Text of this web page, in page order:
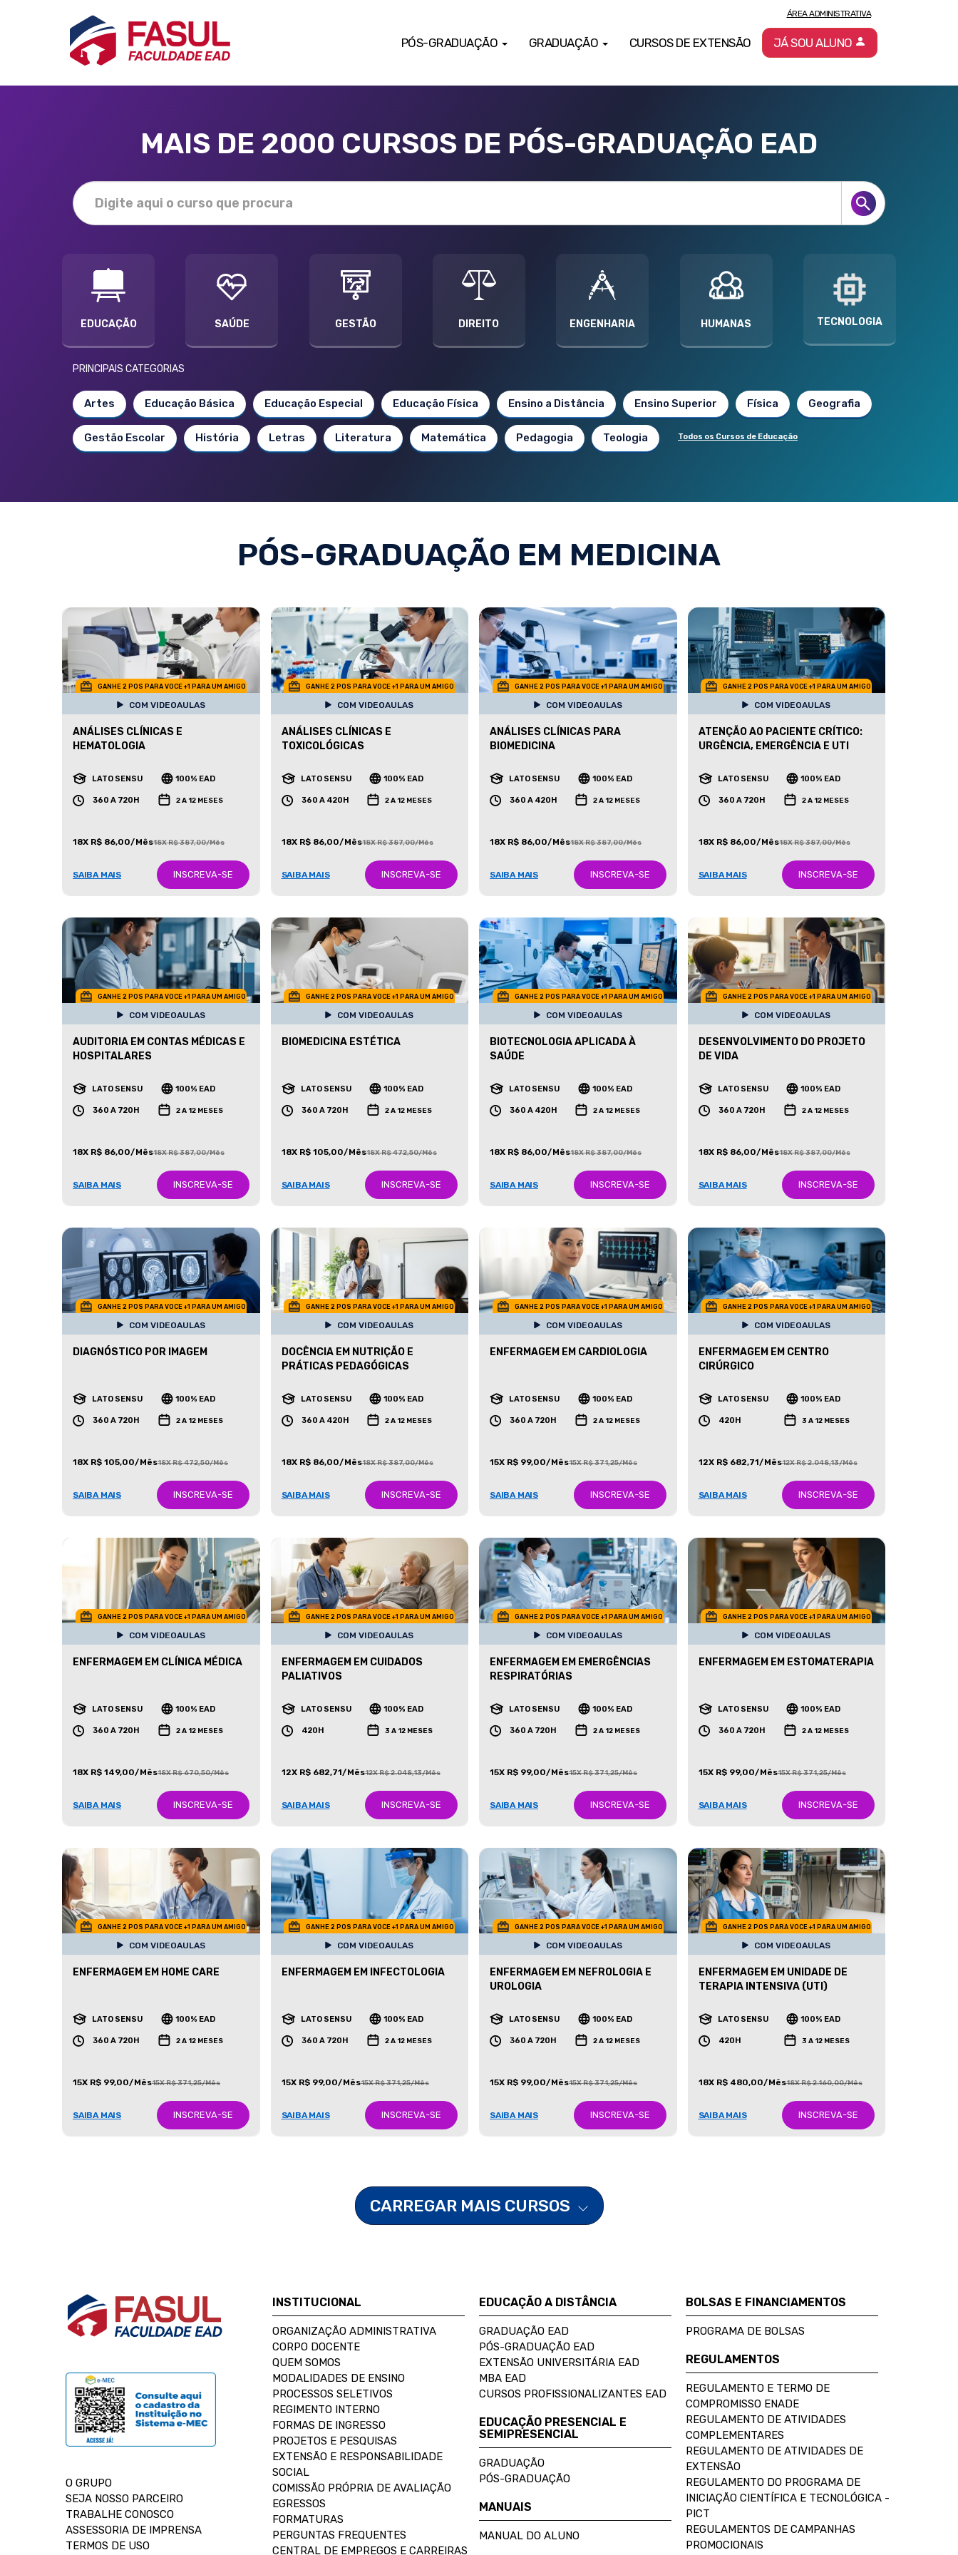
PÓS-GRADUAÇÃO GRADUAÇÃO CURSOS DE EXTENSÃO
ÁREA ADMINISTRATIVA
JÁ SOU ALUNO
MAIS DE 2000 CURSOS DE PÓS-GRADUAÇÃO EAD
EDUCAÇÃO SAÚDE GESTÃO DIREITO ENGENHARIA HUMANAS TECNOLOGIA
PRINCIPAIS CATEGORIAS
Artes Educação Básica Educação Especial Educação Física Ensino a Distância Ensino Superior Física Geografia
Gestão Escolar História Letras Literatura Matemática Pedagogia Teologia Todos os Cursos de Educação
PÓS-GRADUAÇÃO EM MEDICINA
GANHE 2 POS PARA VOCE +1 PARA UM AMIGO
COM VIDEOAULAS
ANÁLISES CLÍNICAS E
HEMATOLOGIA
LATO SENSU 100% EAD
360 A 720H 2 A 12 MESES
18X R$ 86,00/Mês18X R$ 387,00/Mês
SAIBA MAIS INSCREVA-SE
GANHE 2 POS PARA VOCE +1 PARA UM AMIGO
COM VIDEOAULAS
ANÁLISES CLÍNICAS E
TOXICOLÓGICAS
LATO SENSU 100% EAD
360 A 420H 2 A 12 MESES
18X R$ 86,00/Mês18X R$ 387,00/Mês
SAIBA MAIS INSCREVA-SE
GANHE 2 POS PARA VOCE +1 PARA UM AMIGO
COM VIDEOAULAS
ANÁLISES CLÍNICAS PARA
BIOMEDICINA
LATO SENSU 100% EAD
360 A 420H 2 A 12 MESES
18X R$ 86,00/Mês18X R$ 387,00/Mês
SAIBA MAIS INSCREVA-SE
GANHE 2 POS PARA VOCE +1 PARA UM AMIGO
COM VIDEOAULAS
ATENÇÃO AO PACIENTE CRÍTICO:
URGÊNCIA, EMERGÊNCIA E UTI
LATO SENSU 100% EAD
360 A 720H 2 A 12 MESES
18X R$ 86,00/Mês18X R$ 387,00/Mês
SAIBA MAIS INSCREVA-SE
GANHE 2 POS PARA VOCE +1 PARA UM AMIGO
COM VIDEOAULAS
AUDITORIA EM CONTAS MÉDICAS E
HOSPITALARES
LATO SENSU 100% EAD
360 A 720H 2 A 12 MESES
18X R$ 86,00/Mês18X R$ 387,00/Mês
SAIBA MAIS INSCREVA-SE
GANHE 2 POS PARA VOCE +1 PARA UM AMIGO
COM VIDEOAULAS
BIOMEDICINA ESTÉTICA
LATO SENSU 100% EAD
360 A 720H 2 A 12 MESES
18X R$ 105,00/Mês18X R$ 472,50/Mês
SAIBA MAIS INSCREVA-SE
GANHE 2 POS PARA VOCE +1 PARA UM AMIGO
COM VIDEOAULAS
BIOTECNOLOGIA APLICADA À
SAÚDE
LATO SENSU 100% EAD
360 A 420H 2 A 12 MESES
18X R$ 86,00/Mês18X R$ 387,00/Mês
SAIBA MAIS INSCREVA-SE
GANHE 2 POS PARA VOCE +1 PARA UM AMIGO
COM VIDEOAULAS
DESENVOLVIMENTO DO PROJETO
DE VIDA
LATO SENSU 100% EAD
360 A 720H 2 A 12 MESES
18X R$ 86,00/Mês18X R$ 387,00/Mês
SAIBA MAIS INSCREVA-SE
GANHE 2 POS PARA VOCE +1 PARA UM AMIGO
COM VIDEOAULAS
DIAGNÓSTICO POR IMAGEM
LATO SENSU 100% EAD
360 A 720H 2 A 12 MESES
18X R$ 105,00/Mês18X R$ 472,50/Mês
SAIBA MAIS INSCREVA-SE
GANHE 2 POS PARA VOCE +1 PARA UM AMIGO
COM VIDEOAULAS
DOCÊNCIA EM NUTRIÇÃO E
PRÁTICAS PEDAGÓGICAS
LATO SENSU 100% EAD
360 A 420H 2 A 12 MESES
18X R$ 86,00/Mês18X R$ 387,00/Mês
SAIBA MAIS INSCREVA-SE
GANHE 2 POS PARA VOCE +1 PARA UM AMIGO
COM VIDEOAULAS
ENFERMAGEM EM CARDIOLOGIA
LATO SENSU 100% EAD
360 A 720H 2 A 12 MESES
15X R$ 99,00/Mês15X R$ 371,25/Mês
SAIBA MAIS INSCREVA-SE
GANHE 2 POS PARA VOCE +1 PARA UM AMIGO
COM VIDEOAULAS
ENFERMAGEM EM CENTRO
CIRÚRGICO
LATO SENSU 100% EAD
420H 3 A 12 MESES
12X R$ 682,71/Mês12X R$ 2.048,13/Mês
SAIBA MAIS INSCREVA-SE
GANHE 2 POS PARA VOCE +1 PARA UM AMIGO
COM VIDEOAULAS
ENFERMAGEM EM CLÍNICA MÉDICA
LATO SENSU 100% EAD
360 A 720H 2 A 12 MESES
18X R$ 149,00/Mês18X R$ 670,50/Mês
SAIBA MAIS INSCREVA-SE
GANHE 2 POS PARA VOCE +1 PARA UM AMIGO
COM VIDEOAULAS
ENFERMAGEM EM CUIDADOS
PALIATIVOS
LATO SENSU 100% EAD
420H 3 A 12 MESES
12X R$ 682,71/Mês12X R$ 2.048,13/Mês
SAIBA MAIS INSCREVA-SE
GANHE 2 POS PARA VOCE +1 PARA UM AMIGO
COM VIDEOAULAS
ENFERMAGEM EM EMERGÊNCIAS
RESPIRATÓRIAS
LATO SENSU 100% EAD
360 A 720H 2 A 12 MESES
15X R$ 99,00/Mês15X R$ 371,25/Mês
SAIBA MAIS INSCREVA-SE
GANHE 2 POS PARA VOCE +1 PARA UM AMIGO
COM VIDEOAULAS
ENFERMAGEM EM ESTOMATERAPIA
LATO SENSU 100% EAD
360 A 720H 2 A 12 MESES
15X R$ 99,00/Mês15X R$ 371,25/Mês
SAIBA MAIS INSCREVA-SE
GANHE 2 POS PARA VOCE +1 PARA UM AMIGO
COM VIDEOAULAS
ENFERMAGEM EM HOME CARE
LATO SENSU 100% EAD
360 A 720H 2 A 12 MESES
15X R$ 99,00/Mês15X R$ 371,25/Mês
SAIBA MAIS INSCREVA-SE
GANHE 2 POS PARA VOCE +1 PARA UM AMIGO
COM VIDEOAULAS
ENFERMAGEM EM INFECTOLOGIA
LATO SENSU 100% EAD
360 A 720H 2 A 12 MESES
15X R$ 99,00/Mês15X R$ 371,25/Mês
SAIBA MAIS INSCREVA-SE
GANHE 2 POS PARA VOCE +1 PARA UM AMIGO
COM VIDEOAULAS
ENFERMAGEM EM NEFROLOGIA E
UROLOGIA
LATO SENSU 100% EAD
360 A 720H 2 A 12 MESES
15X R$ 99,00/Mês15X R$ 371,25/Mês
SAIBA MAIS INSCREVA-SE
GANHE 2 POS PARA VOCE +1 PARA UM AMIGO
COM VIDEOAULAS
ENFERMAGEM EM UNIDADE DE
TERAPIA INTENSIVA (UTI)
LATO SENSU 100% EAD
420H 3 A 12 MESES
18X R$ 480,00/Mês18X R$ 2.160,00/Mês
SAIBA MAIS INSCREVA-SE
CARREGAR MAIS CURSOS
O GRUPO
SEJA NOSSO PARCEIRO
TRABALHE CONOSCO
ASSESSORIA DE IMPRENSA
TERMOS DE USO
INSTITUCIONAL
ORGANIZAÇÃO ADMINISTRATIVA
CORPO DOCENTE
QUEM SOMOS
MODALIDADES DE ENSINO
PROCESSOS SELETIVOS
REGIMENTO INTERNO
FORMAS DE INGRESSO
PROJETOS E PESQUISAS
EXTENSÃO E RESPONSABILIDADE
SOCIAL
COMISSÃO PRÓPRIA DE AVALIAÇÃO
EGRESSOS
FORMATURAS
PERGUNTAS FREQUENTES
CENTRAL DE EMPREGOS E CARREIRAS
EDUCAÇÃO A DISTÂNCIA
GRADUAÇÃO EAD
PÓS-GRADUAÇÃO EAD
EXTENSÃO UNIVERSITÁRIA EAD
MBA EAD
CURSOS PROFISSIONALIZANTES EAD
EDUCAÇÃO PRESENCIAL E
SEMIPRESENCIAL
GRADUAÇÃO
PÓS-GRADUAÇÃO
MANUAIS
MANUAL DO ALUNO
BOLSAS E FINANCIAMENTOS
PROGRAMA DE BOLSAS
REGULAMENTOS
REGULAMENTO E TERMO DE
COMPROMISSO ENADE
REGULAMENTO DE ATIVIDADES
COMPLEMENTARES
REGULAMENTO DE ATIVIDADES DE
EXTENSÃO
REGULAMENTO DO PROGRAMA DE
INICIAÇÃO CIENTÍFICA E TECNOLÓGICA -
PICT
REGULAMENTOS DE CAMPANHAS
PROMOCIONAIS